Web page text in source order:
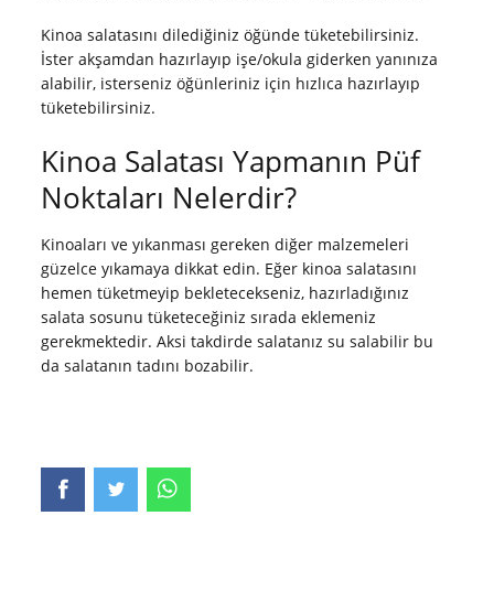
Kinoa salatasını dilediğiniz öğünde tüketebilirsiniz.
İster akşamdan hazırlayıp işe/okula giderken yanınıza
alabilir, isterseniz öğünleriniz için hızlıca hazırlayıp
tüketebilirsiniz.
Kinoa Salatası Yapmanın Püf
Noktaları Nelerdir?
Kinoaları ve yıkanması gereken diğer malzemeleri
güzelce yıkamaya dikkat edin. Eğer kinoa salatasını
hemen tüketmeyip bekletecekseniz, hazırladığınız
salata sosunu tüketeceğiniz sırada eklemeniz
gerekmektedir. Aksi takdirde salatanız su salabilir bu
da salatanın tadını bozabilir.